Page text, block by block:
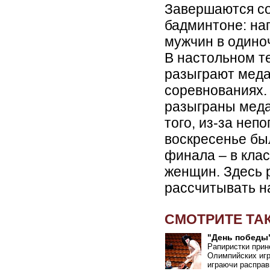
Завершаются
бадминтоне:
мужчин в
В настольном
разыграют
разыграны
того, из-за
воскресенье
финала – в
женщин. Здесь
рассчитывать
СМОТРИТЕ
"День
Рапиристки
Олимпийских
играючи